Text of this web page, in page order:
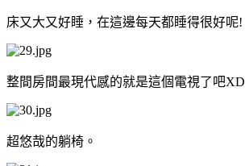
床又大又好睡，在這邊每天都睡得很好呢!
整間房間最現代感的就是這個電視了吧XD
超悠哉的躺椅。